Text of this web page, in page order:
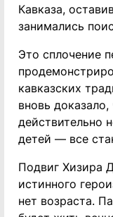
Кавказа,
занимались
Это сплочение
кавказских
вновь
действительно
детей — все
Подвиг Хизира
истинного
нет возраста.